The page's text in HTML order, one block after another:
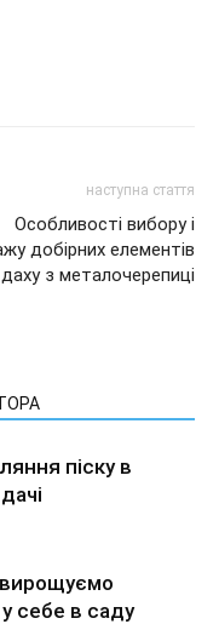
наступна стаття
Особливості вибору і
добірних елементів
з металочерепиці
піску в
себе в саду